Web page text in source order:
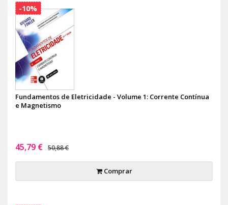
Fundamentos de Eletricidade - Volume 1: Corrente Contínua
e Magnetismo
45,79 € 50,88 €
Comprar
-10%